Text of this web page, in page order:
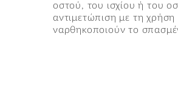
οστού, του ισχίου ή του
αντιμετώπιση με τη
ναρθηκοποιούν το